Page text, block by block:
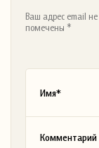
Ваш адрес email
помечены *